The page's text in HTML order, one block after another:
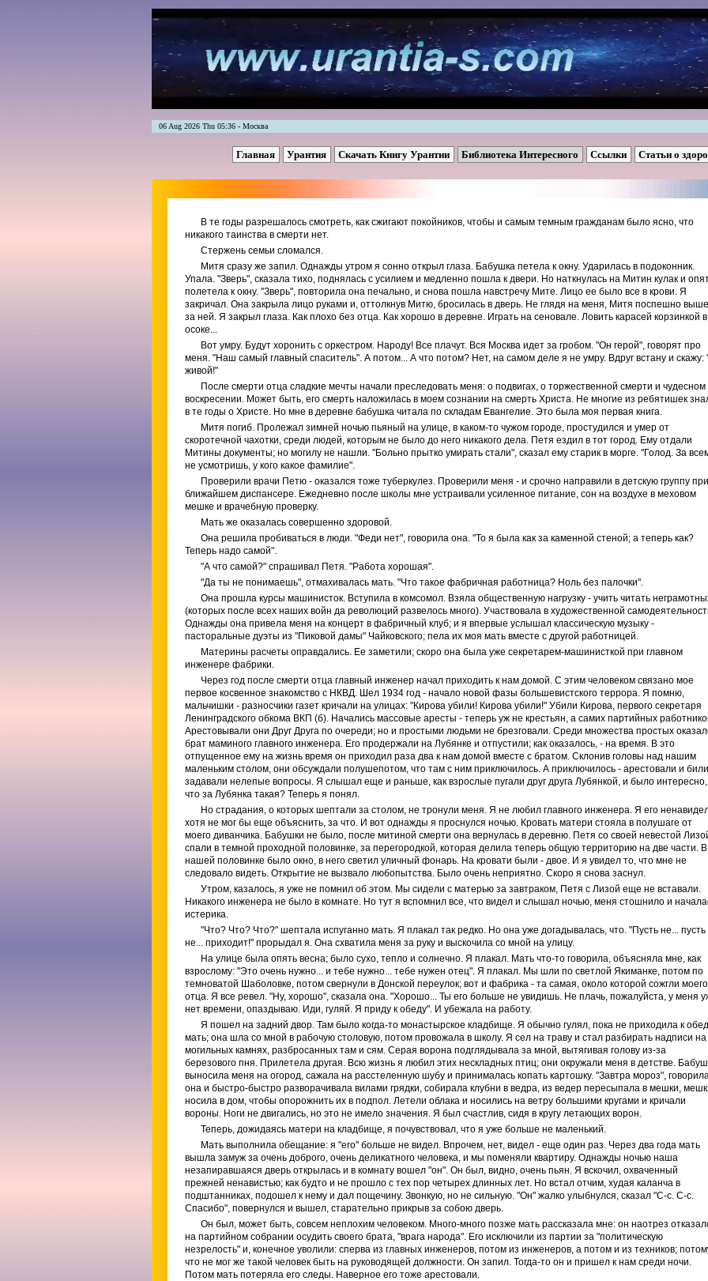
06 Aug 2026 Thu 05:36 - Москва
Главная Урантия Скачать Книгу Урантии Библиотека Интересного Ссылки Статьи о
В те годы разрешалось смотреть, как сжигают покойников, чтобы и самым темным гражданам было ясно, что
никакого таинства в смерти нет.
Стержень семьи сломался.
Митя сразу же запил. Однажды утром я сонно открыл глаза. Бабушка петела к окну. Ударилась в подоконник.
Упала. "Зверь", сказала тихо, поднялась с усилием и медленно пошла к двери. Но наткнулась на Митин кулак и
полетела к окну. "Зверь", повторила она печально, и снова пошла навстречу Мите. Лицо ее было все в крови. Я
закричал. Она закрыла лицо руками и, оттолкнув Митю, бросилась в дверь. Не глядя на меня, Митя поспешно
за ней. Я закрыл глаза. Как плохо без отца. Как хорошо в деревне. Играть на сеновале. Ловить карасей корзинкой в
осоке...
Вот умру. Будут хоронить с оркестром. Народу! Все плачут. Вся Москва идет за гробом. "Он герой", говорят про
меня. "Наш самый главный спаситель". А потом... А что потом? Нет, на самом деле я не умру. Вдруг встану и скажу:
живой!"
После смерти отца сладкие мечты начали преследовать меня: о подвигах, о торжественной смерти и чудесном
воскресении. Может быть, его смерть наложилась в моем сознании на смерть Христа. Не многие из ребятишек
в те годы о Христе. Но мне в деревне бабушка читала по складам Евангелие. Это была моя первая книга.
Митя погиб. Пролежал зимней ночью пьяный на улице, в каком-то чужом городе, простудился и умер от
скоротечной чахотки, среди людей, которым не было до него никакого дела. Петя ездил в тот город. Ему отдали
Митины документы; но могилу не нашли. "Больно прытко умирать стали", сказал ему старик в морге. "Голод. За
не усмотришь, у кого какое фамилие".
Проверили врачи Петю - оказался тоже туберкулез. Проверили меня - и срочно направили в детскую группу при
ближайшем диспансере. Ежедневно после школы мне устраивали усиленное питание, сон на воздухе в меховом
мешке и врачебную проверку.
Мать же оказалась совершенно здоровой.
Она решила пробиваться в люди. "Феди нет", говорила она. "То я была как за каменной стеной; а теперь как?
Теперь надо самой".
"А что самой?" спрашивал Петя. "Работа хорошая".
"Да ты не понимаешь", отмахивалась мать. "Что такое фабричная работница? Ноль без палочки".
Она прошла курсы машинисток. Вступила в комсомол. Взяла общественную нагрузку - учить читать
(которых после всех наших войн да революций развелось много). Участвовала в художественной
Однажды она привела меня на концерт в фабричный клуб; и я впервые услышал классическую музыку -
пасторальные дуэты из "Пиковой дамы" Чайковского; пела их моя мать вместе с другой работницей.
Материны расчеты оправдались. Ее заметили; скоро она была уже секретарем-машинисткой при главном
инженере фабрики.
Через год после смерти отца главный инженер начал приходить к нам домой. С этим человеком связано мое
первое косвенное знакомство с НКВД. Шел 1934 год - начало новой фазы большевистского террора. Я помню,
мальчишки - разносчики газет кричали на улицах: "Кирова убили! Кирова убили!" Убили Кирова, первого секретаря
Ленинградского обкома ВКП (б). Начались массовые аресты - теперь уж не крестьян, а самих партийных
Арестовывали они Друг Друга по очереди; но и простыми людьми не брезговали. Среди множества простых
брат маминого главного инженера. Его продержали на Лубянке и отпустили; как оказалось, - на время. В это
отпущенное ему на жизнь время он приходил раза два к нам домой вместе с братом. Склонив головы над нашим
маленьким столом, они обсуждали полушепотом, что там с ним приключилось. А приключилось - арестовали и
задавали нелепые вопросы. Я слышал еще и раньше, как взрослые пугали друг друга Лубянкой, и было интересно,
что за Лубянка такая? Теперь я понял.
Но страдания, о которых шептали за столом, не тронули меня. Я не любил главного инженера. Я его
хотя не мог бы еще объяснить, за что. И вот однажды я проснулся ночью. Кровать матери стояла в полушаге от
моего диванчика. Бабушки не было, после митиной смерти она вернулась в деревню. Петя со своей невестой
спали в темной проходной половинке, за перегородкой, которая делила теперь общую территорию на две части. В
нашей половинке было окно, в него светил уличный фонарь. На кровати были - двое. И я увидел то, что мне не
следовало видеть. Открытие не вызвало любопытства. Было очень неприятно. Скоро я снова заснул.
Утром, казалось, я уже не помнил об этом. Мы сидели с матерью за завтраком, Петя с Лизой еще не вставали.
Никакого инженера не было в комнате. Но тут я вспомнил все, что видел и слышал ночью, меня стошнило и
истерика.
"Что? Что? Что?" шептала испуганно мать. Я плакал так редко. Но она уже догадывалась, что. "Пусть не... пусть
не... приходит!" прорыдал я. Она схватила меня за руку и выскочила со мной на улицу.
На улице была опять весна; было сухо, тепло и солнечно. Я плакал. Мать что-то говорила, объясняла мне, как
взрослому: "Это очень нужно... и тебе нужно... тебе нужен отец". Я плакал. Мы шли по светлой Якиманке, потом по
темноватой Шаболовке, потом свернули в Донской переулок; вот и фабрика - та самая, около которой сожгли моего
отца. Я все ревел. "Ну, хорошо", сказала она. "Хорошо... Ты его больше не увидишь. Не плачь, пожалуйста, у меня
нет времени, опаздываю. Иди, гуляй. Я приду к обеду". И убежала на работу.
Я пошел на задний двор. Там было когда-то монастырское кладбище. Я обычно гулял, пока не приходила к
мать; она шла со мной в рабочую столовую, потом провожала в школу. Я сел на траву и стал разбирать надписи на
могильных камнях, разбросанных там и сям. Серая ворона подглядывала за мной, вытягивая голову из-за
березового пня. Прилетела другая. Всю жизнь я любил этих нескладных птиц; они окружали меня в детстве.
выносила меня на огород, сажала на расстеленную шубу и принималась копать картошку. "Завтра мороз",
она и быстро-быстро разворачивала вилами грядки, собирала клубни в ведра, из ведер пересыпала в мешки,
носила в дом, чтобы опорожнить их в подпол. Летели облака и носились на ветру большими кругами и кричали
вороны. Ноги не двигались, но это не имело значения. Я был счастлив, сидя в кругу летающих ворон.
Теперь, дожидаясь матери на кладбище, я почувствовал, что я уже больше не маленький.
Мать выполнила обещание: я "его" больше не видел. Впрочем, нет, видел - еще один раз. Через два года мать
вышла замуж за очень доброго, очень деликатного человека, и мы поменяли квартиру. Однажды ночью наша
незапиравшаяся дверь открылась и в комнату вошел "он". Он был, видно, очень пьян. Я вскочил, охваченный
прежней ненавистью; как будто и не прошло с тех пор четырех длинных лет. Но встал отчим, худая каланча в
подштанниках, подошел к нему и дал пощечину. Звонкую, но не сильную. "Он" жалко улыбнулся, сказал "С-с. С-с.
Спасибо", повернулся и вышел, старательно прикрыв за собою дверь.
Он был, может быть, совсем неплохим человеком. Много-много позже мать рассказала мне: он наотрез
на партийном собрании осудить своего брата, "врага народа". Его исключили из партии за "политическую
незрелость" и, конечное уволили: сперва из главных инженеров, потом из инженеров, а потом и из техников;
что не мог же такой человек быть на руководящей должности. Он запил. Тогда-то он и пришел к нам среди ночи.
Потом мать потеряла его следы. Наверное его тоже арестовали.